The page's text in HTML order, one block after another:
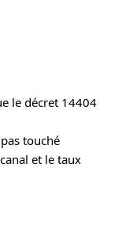
le décret 14404
touché
et le taux